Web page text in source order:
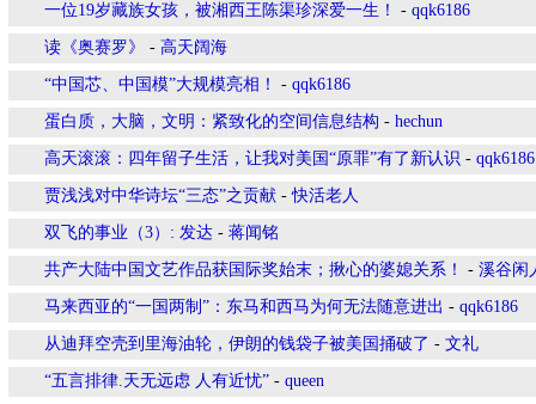
一位19岁藏族女孩，被湘西王陈渠珍深爱一生！ - qqk6186
读《奥赛罗》 - 高天阔海
“中国芯、中国模”大规模亮相！ - qqk6186
蛋白质，大脑，文明：紧致化的空间信息结构 - hechun
高天滚滚：四年留子生活，让我对美国“原罪”有了新认识 - qqk6186
贾浅浅对中华诗坛“三态”之贡献 -快活老人
双飞的事业（3）: 发达 - 蒋闻铭
共产大陆中国文艺作品获国际奖始末；揪心的婆媳关系！ - 溪谷闲
马来西亚的“一国两制”：东马和西马为何无法随意进出 - qqk6186
从迪拜空壳到里海油轮，伊朗的钱袋子被美国捅破了 - 文礼
“五言排律.天无远虑 人有近忧” - queen